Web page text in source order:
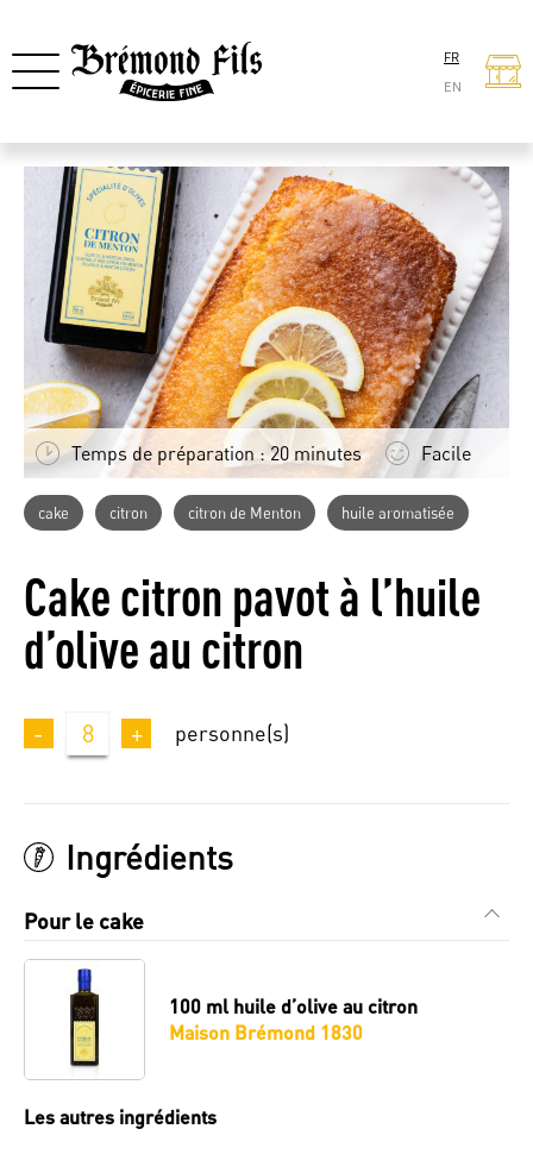
FR
EN
Temps de préparation : 20 minutes Facile
cake citron citron de Menton huile aromatisée
Cake citron pavot à l’huile
d’olive au citron
- 8 + personne(s)
Ingrédients
Pour le cake
100 mlhuile d’olive au citron
Maison Brémond 1830
Les autres ingrédients